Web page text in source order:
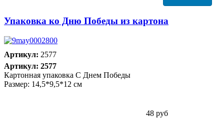
Упаковка ко Дню Победы из картона
Артикул: 2577
Артикул: 2577
Картонная упаковка С Днем Победы
Размер: 14,5*9,5*12 см
48 руб